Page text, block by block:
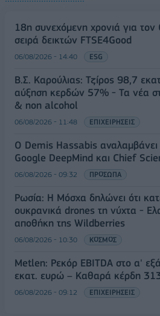
18η συνεχόμενη χρονιά για
σειρά δεικτών FTSE4Good
06/08/2026 - 14:40 ESG
Β.Σ. Καρούλιας: Τζίρος 98,7
αύξηση κερδών 57% - Τα νέα
& non alcohol
06/08/2026 - 11:48 ΕΠΙΧΕΙΡΗΣΕΙΣ
Ο Demis Hassabis αναλαμβάνει
Google DeepMind και Chief
06/08/2026 - 09:32 ΠΡΟΣΩΠΑ
Ρωσία: Η Μόσχα δηλώνει ότι
ουκρανικά drones τη νύχτα -
αποθήκη της Wildberries
06/08/2026 - 10:30 ΚΟΣΜΟΣ
Metlen: Ρεκόρ EBITDA στο α'
εκατ. ευρώ – Καθαρά κέρδη
06/08/2026 - 09:12 ΕΠΙΧΕΙΡΗΣΕΙΣ